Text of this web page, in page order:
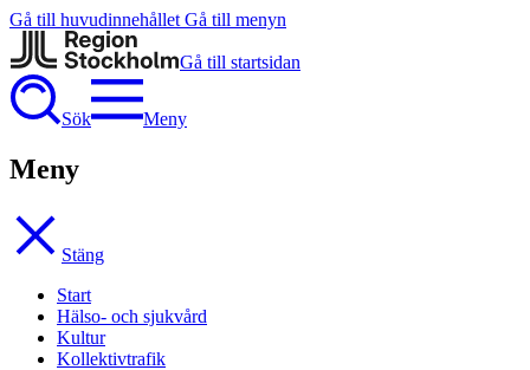
Gå till huvudinnehållet Gå till menyn
Gå till startsidan
Sök Meny
Meny
Stäng
Start
Hälso- och sjukvård
Kultur
Kollektivtrafik